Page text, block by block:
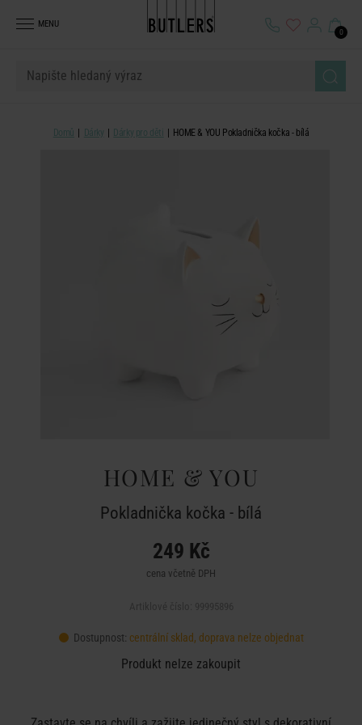
MENU
0
Domů Dárky Dárky pro děti HOME & YOU Pokladnička kočka - bílá
HOME & YOU
Pokladnička kočka - bílá
249 Kč
cena včetně DPH
Dostupnost: centrální sklad, doprava nelze objednat
Produkt nelze zakoupit